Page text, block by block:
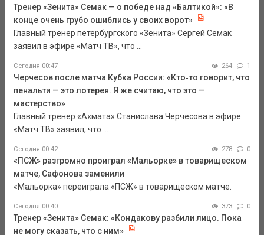
Тренер «Зенита» Семак — о победе над «Балтикой»: «В
конце очень грубо ошиблись у своих ворот»
Главный тренер петербургского «Зенита» Сергей Семак
заявил в эфире «Матч ТВ», что ...
Сегодня 00:47 264 1
Черчесов после матча Кубка России: «Кто‑то говорит, что
пенальти — это лотерея. Я же считаю, что это —
мастерство»
Главный тренер «Ахмата» Станислава Черчесова в эфире
«Матч ТВ» заявил, что ...
Сегодня 00:42 278 0
«ПСЖ» разгромно проиграл «Мальорке» в товарищеском
матче, Сафонова заменили
«Мальорка» переиграла «ПСЖ» в товарищеском матче.
Сегодня 00:40 373 0
Тренер «Зенита» Семак: «Кондакову разбили лицо. Пока
не могу сказать, что с ним»